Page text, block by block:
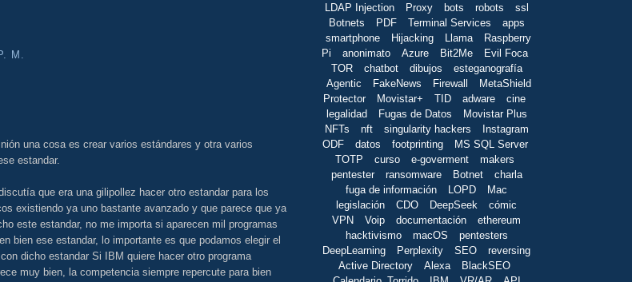
M.
una cosa es crear varios estándares y otra varios
estandar.
que era una gilipollez hacer otro estandar para los
existiendo ya uno bastante avanzado y que parece que ya
este estandar, no me importa si aparecen mil programas
bien ese estandar, lo importante es que podamos elegir el
dicho estandar Si IBM quiere hacer otro programa
muy bien, la competencia siempre repercute para bien
LDAP Injection
Proxy bots robots
ssl
Botnets
PDF Terminal Services
apps
smartphone
Hijacking Llama
Raspberry
Pi
anonimato Azure Bit2Me
Evil Foca
TOR
chatbot dibujos
esteganografía
Agentic
FakeNews Firewall
MetaShield
Protector
Movistar+ TID adware
cine
legalidad
Fugas de Datos
Movistar Plus
NFTs
nft singularity hackers
Instagram
ODF
datos footprinting
MS SQL Server
TOTP
curso e-goverment
makers
pentester
ransomware Botnet
charla
fuga de información
LOPD
Mac
legislación
CDO DeepSeek
cómic
VPN
Voip documentación
ethereum
hacktivismo
macOS
pentesters
DeepLearning
Perplexity SEO
reversing
Active Directory
Alexa
BlackSEO